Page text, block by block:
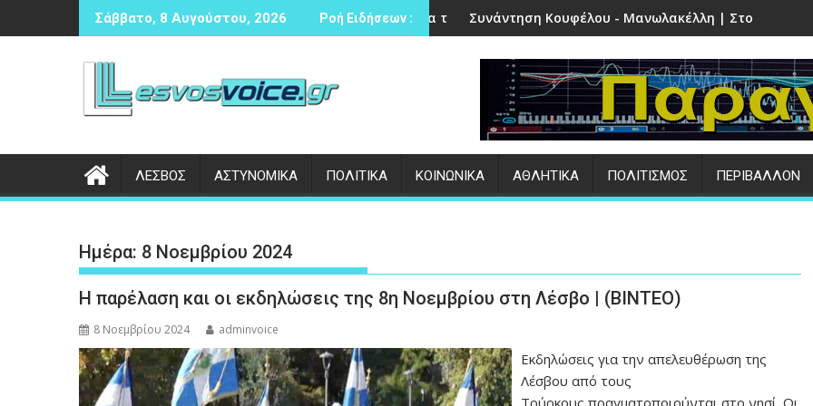
στο
Σάββατο, 8 Αυγούστου, 2026 Ροή Ειδήσεων :
σε βάρος 23χρονου ημεδαπού για τροχαίο στην ΠέτραΣυνάντηση Κουφέλου - Μανωλακέλλη | Στο επίκεντρο το παλιό
Επιτυχημένες οι
ΛΕΣΒΟΣ ΑΣΤΥΝΟΜΙΚΑ ΠΟΛΙΤΙΚΑ ΚΟΙΝΩΝΙΚΑ ΑΘΛΗΤΙΚΑ ΠΟΛΙΤΙΣΜΟΣ ΠΕΡΙΒΑΛΛΟΝ
Ημέρα: 8 Νοεμβρίου 2024
Η παρέλαση και οι εκδηλώσεις της 8η Νοεμβρίου στη Λέσβο | (ΒΙΝΤΕΟ)
8 Νοεμβρίου 2024 adminvoice
Εκδηλώσεις για την απελευθέρωση της
Λέσβου από τους
Τούρκους πραγματοποιούνται στο νησί. Οι